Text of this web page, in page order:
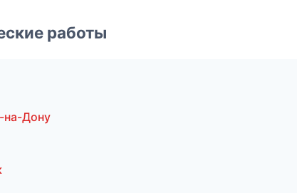
работы
на-Дону